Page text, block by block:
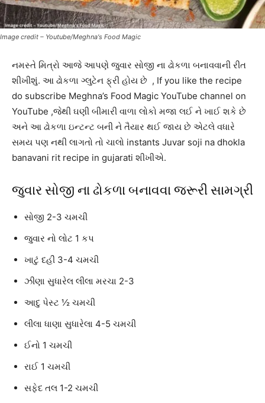
Image credit – Youtube/Meghna's Food Magic
નમસ્તે મિત્રો આજે આપણે જુવાર સોજી ના ઢોકળા બનાવવાની રીત
શીખીશું. આ ઢોકળા ગ્લુટેન ફ્રી હોય છે , If you like the recipe
do subscribe Meghna’s Food Magic YouTube channel on
YouTube ,જેથી ઘણી બીમારી વાળા લોકો મજા લઈ ને ખાઈ શકે છે
અને આ ઢોકળા ઇન્ટન્ટ બની ને તૈયાર થઈ જાય છે એટલે વધારે
સમય પણ નથી લાગતો તો ચાલો instants Juvar soji na dhokla
banavani rit recipe in gujarati શીખીએ.
જુવાર સોજી ના ઢોકળા બનાવવા જરૂરી સામગ્રી
સોજી 2-3 ચમચી
જુવાર નો લોટ 1 કપ
ખાટું દહીં 3-4 ચમચી
ઝીણા સુધારેલ લીલા મરચા 2-3
આદુ પેસ્ટ ½ ચમચી
લીલા ધાણા સુધારેલા 4-5 ચમચી
ઈનો 1 ચમચી
રાઈ 1 ચમચી
સફેદ તલ 1-2 ચમચી